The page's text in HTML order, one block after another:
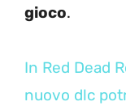
gioco.
In Red Dead
nuovo dlc